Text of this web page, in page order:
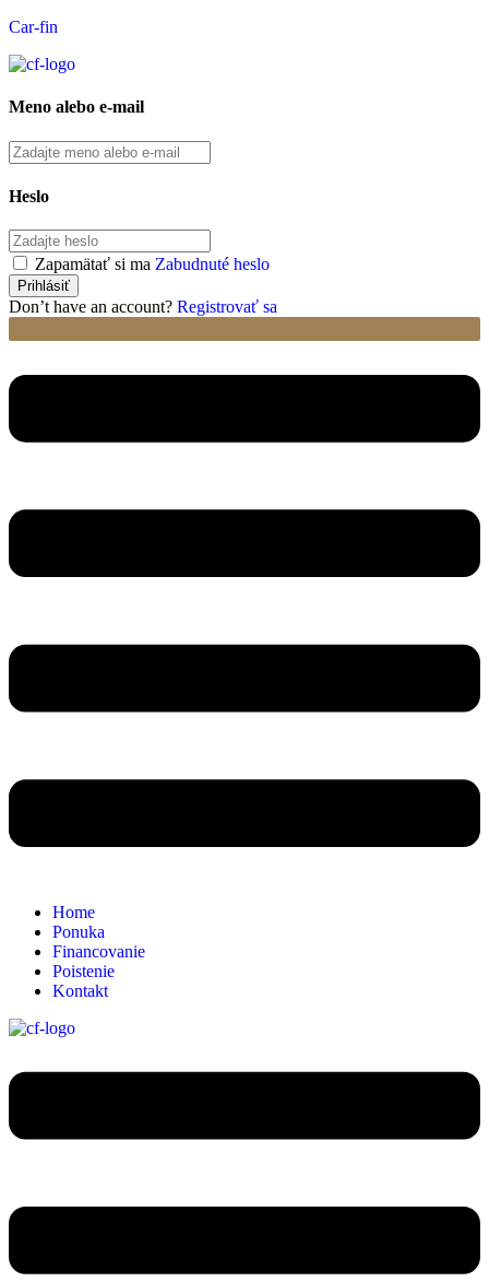
Car-fin
Meno alebo e-mail
Heslo
Zapamätať si ma Zabudnuté heslo
Don’t have an account? Registrovať sa
Home
Ponuka
Financovanie
Poistenie
Kontakt